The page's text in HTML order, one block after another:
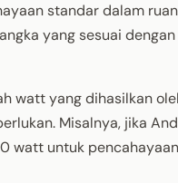
standar dalam
yang sesuai
watt yang dihasilkan
Misalnya, jika
watt untuk